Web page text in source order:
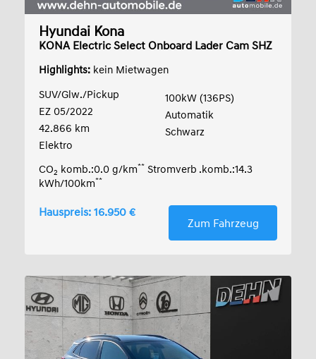
Hyundai Kona
KONA Electric Select Onboard Lader Cam SHZ
Highlights: kein Mietwagen
SUV/Glw./Pickup
EZ 05/2022
42.866 km
Elektro
100kW (136PS)
Automatik
Schwarz
CO2 komb.:0.0 g/km** Stromverb .komb.:14.3
kWh/100km**
Hauspreis: 16.950 €
Zum Fahrzeug